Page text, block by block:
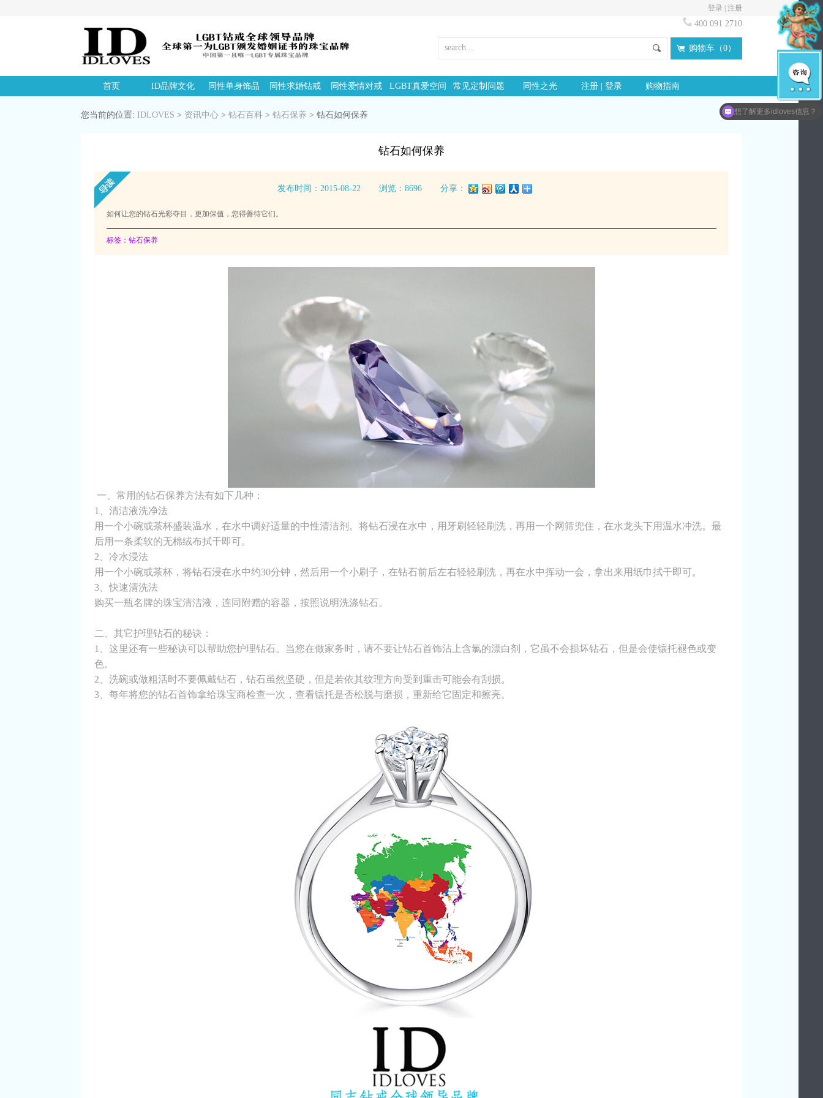
登录 注册
400 091 2710
购物车（0）
首页 ID品牌文化 同性单身饰品 同性求婚钻戒 同性爱情对戒 LGBT真爱空间 常见定制问题 同性之光 注册 | 登录 购物指南
您当前的位置: IDLOVES > 资讯中心 > 钻石百科 > 钻石保养 > 钻石如何保养
钻石如何保养
发布时间：2015-08-22 浏览：8696 分享：
如何让您的钻石光彩夺目，更加保值，您得善待它们。
标签：钻石保养
一、常用的钻石保养方法有如下几种：
1、清洁液洗净法
用一个小碗或茶杯盛装温水，在水中调好适量的中性清洁剂。将钻石浸在水中，用牙刷轻轻刷洗，再用一个网筛兜住，在水龙头下用温水冲洗。最
后用一条柔软的无棉绒布拭干即可。
2、冷水浸法
用一个小碗或茶杯，将钻石浸在水中约30分钟，然后用一个小刷子，在钻石前后左右轻轻刷洗，再在水中挥动一会，拿出来用纸巾拭干即可。
3、快速清洗法
购买一瓶名牌的珠宝清洁液，连同附赠的容器，按照说明洗涤钻石。
二、其它护理钻石的秘诀：
1、这里还有一些秘诀可以帮助您护理钻石。当您在做家务时，请不要让钻石首饰沾上含氯的漂白剂，它虽不会损坏钻石，但是会使镶托褪色或变
色。
2、洗碗或做粗活时不要佩戴钻石，钻石虽然坚硬，但是若依其纹理方向受到重击可能会有刮损。
3、每年将您的钻石首饰拿给珠宝商检查一次，查看镶托是否松脱与磨损，重新给它固定和擦亮。
想了解更多idloves信息？